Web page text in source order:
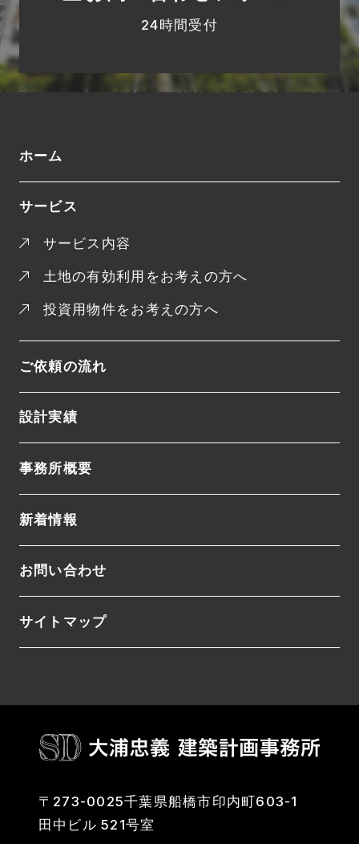
24時間受付
ホーム
サービス
サービス内容
土地の有効利用をお考えの方へ
投資用物件をお考えの方へ
ご依頼の流れ
設計実績
事務所概要
新着情報
お問い合わせ
サイトマップ
〒273-0025千葉県船橋市印内町603-1
田中ビル 521号室